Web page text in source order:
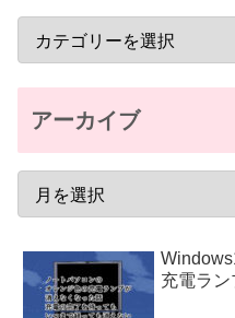
アーカイブ
充電ラ